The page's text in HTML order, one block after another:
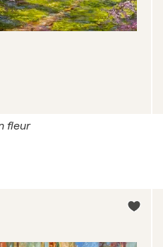
fleur